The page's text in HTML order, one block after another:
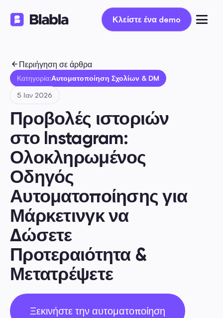
Κλείστε ένα demo
Κλείστε ένα demo
Περιήγηση σε άρθρα
Κατηγορία:Αυτοματοποίηση Σχολίων & DM
5 Ιαν 2026
Προβολές ιστοριών
στο Instagram:
Ολοκληρωμένος
Οδηγός
Αυτοματοποίησης για
Μάρκετινγκ να
Δώσετε
Προτεραιότητα &
Μετατρέψετε
Ξεκινήστε την αυτοματοποίηση